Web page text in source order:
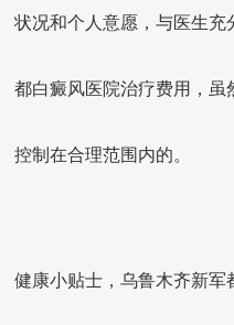
状况和个人意愿，与医生
都白癜风医院治疗费用，虽
控制在合理范围内的。
健康小贴士，乌鲁木齐新军